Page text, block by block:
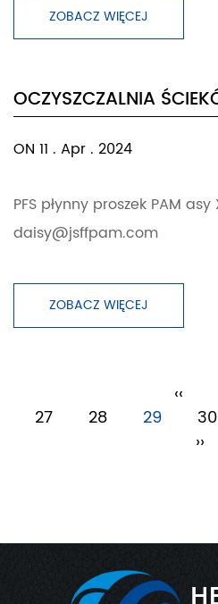
ZOBACZ WIĘCEJ
OCZYSZCZALNIA
ON 11 . Apr . 2024
PFS płynny proszek PAM asy
daisy@jsffpam.com
ZOBACZ WIĘCEJ
‹‹
27
28 29 30
››